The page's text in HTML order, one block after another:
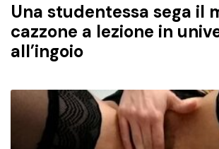
Una studentessa sega il
cazzone a lezione in
all’ingoio